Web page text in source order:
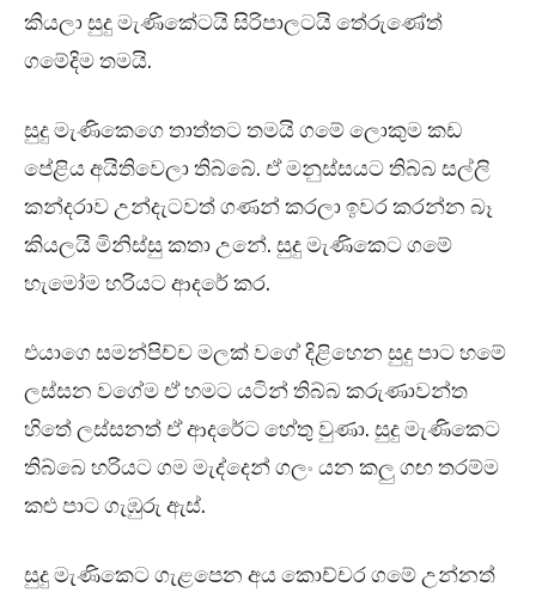
කියලා සුදු මැණිකේටයි සිරිපාලටයි තේරුණේත්
ගමේදිම තමයි.
සුදු මැණිකෙගෙ තාත්තට තමයි ගමේ ලොකුම කඩ
පේළිය අයිතිවෙලා තිබ්බේ. ඒ මනුස්සයට තිබ්බ සල්ලි
කන්දරාව උන්දැටවත් ගණන් කරලා ඉවර කරන්න බෑ
කියලයි මිනිස්සු කතා උනේ. සුදු මැණිකෙට ගමේ
හැමෝම හරියට ආදරේ කර.
එයාගෙ සමන්පිච්ච මලක් වගේ දිළිහෙන සුදු පාට හමේ
ලස්සන වගේම ඒ හමට යටින් තිබ්බ කරුණාවන්ත
හිතේ ලස්සනත් ඒ ආදරේට හේතු වුණා. සුදු මැණිකෙට
තිබ්බෙ හරියට ගම මැද්දෙන් ගලං යන කලු ගඟ තරම්ම
කළු පාට ගැඹුරු ඇස්.
සුදු මැණිකෙට ගැළපෙන අය කොච්චර ගමේ උන්නත්